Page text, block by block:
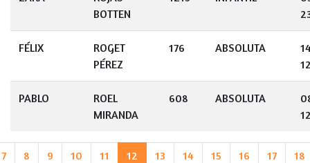
BOTTEN
FÉLIX
ROGET
PÉREZ
176 ABSOLUTA
PABLO
ROEL
MIRANDA
608 ABSOLUTA
7 8 9 10 11 12 13 14 15 16 17 18